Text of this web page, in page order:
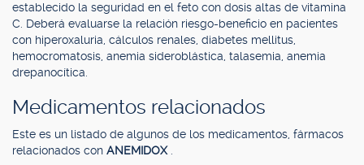
establecido la seguridad en el feto con dosis altas de vitamina
C. Deberá evaluarse la relación riesgo-beneficio en pacientes
con hiperoxaluria, cálculos renales, diabetes mellitus,
hemocromatosis, anemia sideroblástica, talasemia, anemia
drepanocítica.
Medicamentos relacionados
Este es un listado de algunos de los medicamentos, fármacos
relacionados con ANEMIDOX